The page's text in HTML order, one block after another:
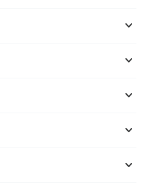
keyboard_arrow_down
keyboard_arrow_down
keyboard_arrow_down
keyboard_arrow_down
keyboard_arrow_down